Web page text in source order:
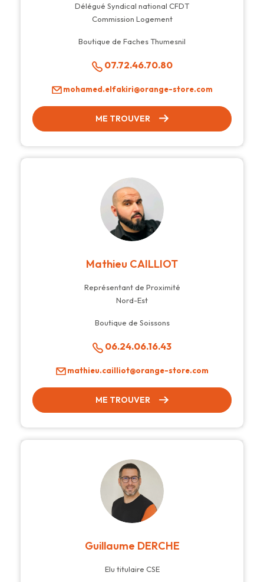
Délégué Syndical national CFDT
Commission Logement
Boutique de Faches Thumesnil
07.72.46.70.80
mohamed.elfakiri@orange-store.com
ME TROUVER
Mathieu CAILLIOT
Représentant de Proximité
Nord-Est
Boutique de Soissons
06.24.06.16.43
mathieu.cailliot@orange-store.com
ME TROUVER
Guillaume DERCHE
Elu titulaire CSE